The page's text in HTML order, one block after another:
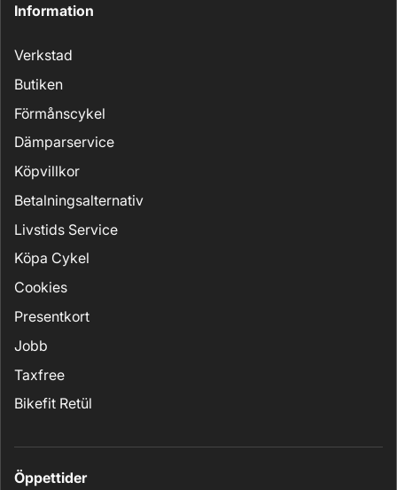
Information
Verkstad
Butiken
Förmånscykel
Dämparservice
Köpvillkor
Betalningsalternativ
Livstids Service
Köpa Cykel
Cookies
Presentkort
Jobb
Taxfree
Bikefit Retül
Öppettider